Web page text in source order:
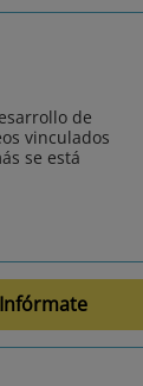
de
vinculados
se está
Infórmate